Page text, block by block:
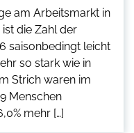
am Arbeitsmarkt in
die Zahl der
saisonbedingt leicht
so stark wie in
Strich waren im
Menschen
mehr […]